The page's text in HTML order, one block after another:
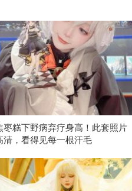
枣糕下野病弃疗身高！此套照片
清，看得见每一根汗毛